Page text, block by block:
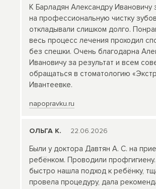
К Барладян Александру Ивановичу
на профессиональную чистку
откладывали слишком долго.
весь процесс лечения проходил
без спешки. Очень благодарна
Ивановичу за результат и всем
обращаться в стоматологию
Ивантеевке.
napopravku.ru
ОЛЬГА К. 22.06.2026
Были у доктора Давтян А. С. на
ребёнком. Проводили
быстро нашла подход к ребёнку,
провела процедуру, дала